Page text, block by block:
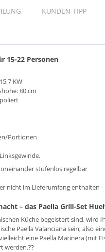
KUNDEN-TIPP
15-22 Personen
KW
80 cm
Portionen
stufenlos regelbar
nicht im Lieferumfang enthalten
– das Paella Grill-Set
Küche begeistert sind,
Paella Valanciana sein, also
eine Paella Marinera (mit
werden.??